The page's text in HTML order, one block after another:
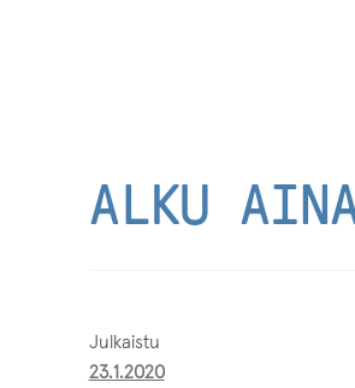
ALKU
Julkaistu
23.1.2020